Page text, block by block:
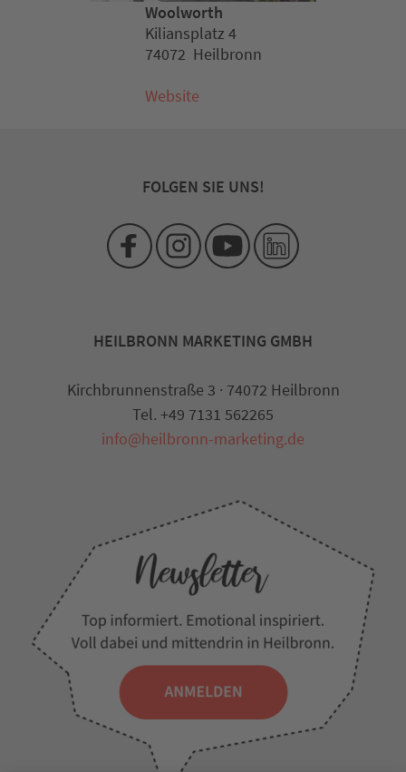
Woolworth
Kiliansplatz 4
74072 Heilbronn
Website
FOLGEN SIE UNS!
HEILBRONN MARKETING GMBH
Kirchbrunnenstraße 3 · 74072 Heilbronn
Tel. +49 7131 562265
info@heilbronn-marketing.de